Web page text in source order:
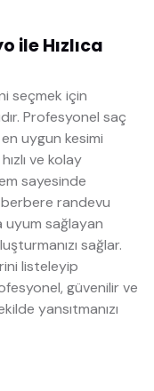
ile Hızlıca
seçmek için
Profesyonel saç
uygun kesimi
ve kolay
sayesinde
randevu
uyum sağlayan
sağlar.
listeleyip
güvenilir ve
yansıtmanızı